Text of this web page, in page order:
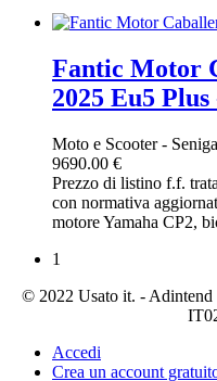
Fantic Motor
2025 Eu5 Plus
Moto e Scooter-
9690.00 €
Prezzo di listino f.f.
con normativa
motore Yamaha CP2,
1
© 2022 Usato it. - Adintend
Accedi
Crea un account